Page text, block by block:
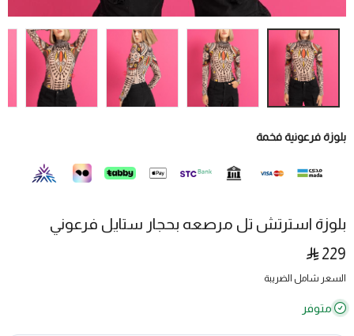
بلوزة استرتش تل مرصعه بحجار ستايل فرعوني
بلوزة فرعونية فخمة
229
السعر شامل الضريبة
متوفر